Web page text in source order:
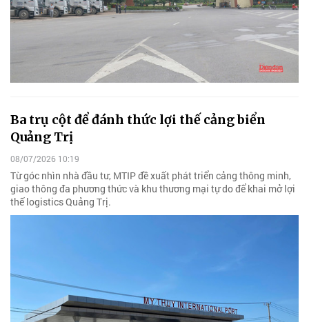
Ba trụ cột để đánh thức lợi thế cảng biển
Quảng Trị
08/07/2026 10:19
Từ góc nhìn nhà đầu tư, MTIP đề xuất phát triển cảng thông minh,
giao thông đa phương thức và khu thương mại tự do để khai mở lợi
thế logistics Quảng Trị.